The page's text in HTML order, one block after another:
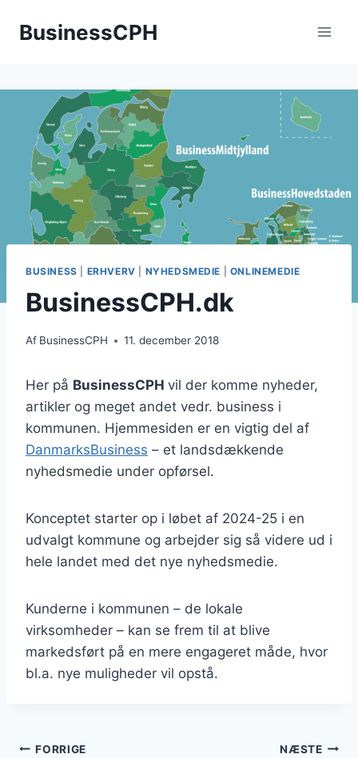
BusinessCPH
BUSINESS ERHVERV NYHEDSMEDIE ONLINEMEDIE
BusinessCPH.dk
Af BusinessCPH 11. december 2018
Her på BusinessCPH vil der komme nyheder,
artikler og meget andet vedr. business i
kommunen. Hjemmesiden er en vigtig del af
DanmarksBusiness – et landsdækkende
nyhedsmedie under opførsel.
Konceptet starter op i løbet af 2024-25 i en
udvalgt kommune og arbejder sig så videre ud i
hele landet med det nye nyhedsmedie.
Kunderne i kommunen – de lokale
virksomheder – kan se frem til at blive
markedsført på en mere engageret måde, hvor
bl.a. nye muligheder vil opstå.
FORRIGE NÆSTE